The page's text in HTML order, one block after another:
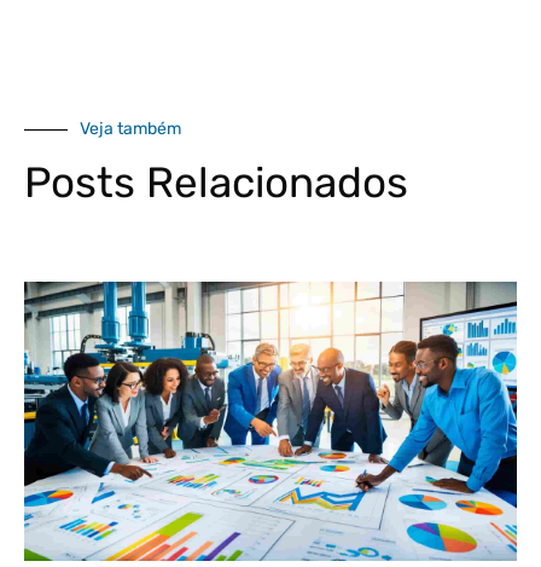
Veja também
Posts Relacionados